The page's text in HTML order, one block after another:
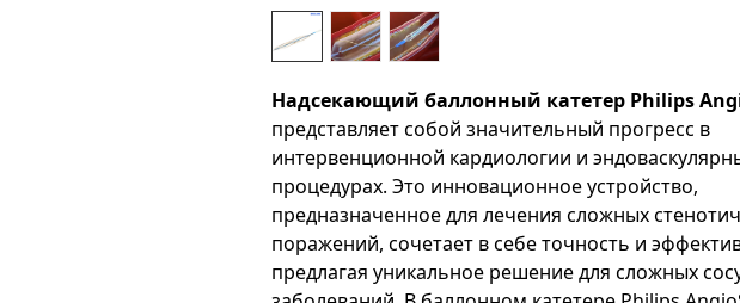
Надсекающий баллонный катетер Philips
представляет собой значительный прогресс в
интервенционной кардиологии и
процедурах. Это инновационное устройство,
предназначенное для лечения сложных
поражений, сочетает в себе точность и
предлагая уникальное решение для сложных